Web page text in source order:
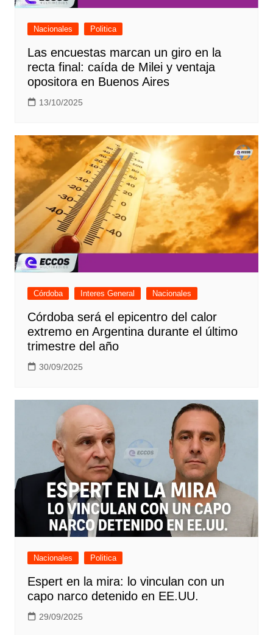
Nacionales Politica
Las encuestas marcan un giro en la
recta final: caída de Milei y ventaja
opositora en Buenos Aires
13/10/2025
Córdoba Interes General Nacionales
Córdoba será el epicentro del calor
extremo en Argentina durante el último
trimestre del año
30/09/2025
Nacionales Politica
Espert en la mira: lo vinculan con un
capo narco detenido en EE.UU.
29/09/2025